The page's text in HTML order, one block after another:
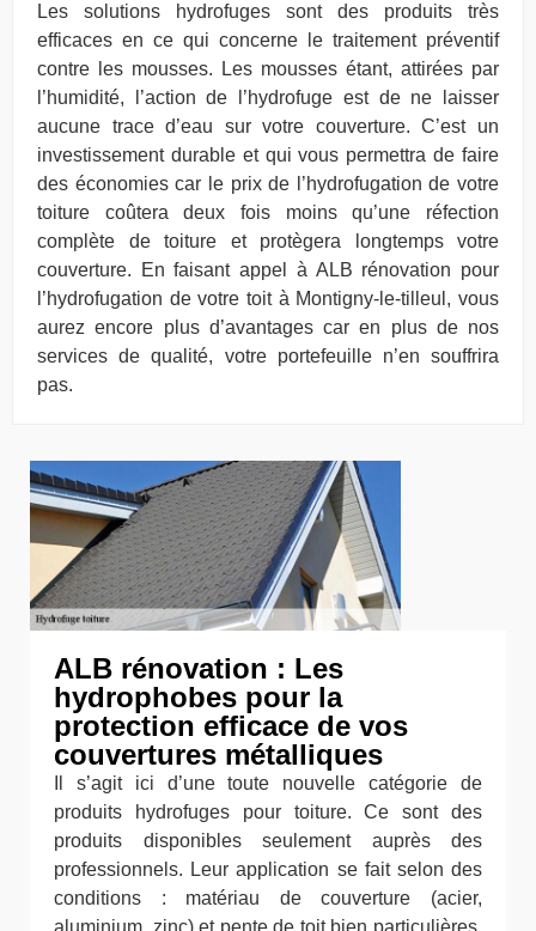
Les solutions hydrofuges sont des produits très
efficaces en ce qui concerne le traitement préventif
contre les mousses. Les mousses étant, attirées par
l’humidité, l’action de l’hydrofuge est de ne laisser
aucune trace d’eau sur votre couverture. C’est un
investissement durable et qui vous permettra de faire
des économies car le prix de l’hydrofugation de votre
toiture coûtera deux fois moins qu’une réfection
complète de toiture et protègera longtemps votre
couverture. En faisant appel à ALB rénovation pour
l’hydrofugation de votre toit à Montigny-le-tilleul, vous
aurez encore plus d’avantages car en plus de nos
services de qualité, votre portefeuille n’en souffrira
pas.
ALB rénovation : Les
hydrophobes pour la
protection efficace de vos
couvertures métalliques
Il s’agit ici d’une toute nouvelle catégorie de
produits hydrofuges pour toiture. Ce sont des
produits disponibles seulement auprès des
professionnels. Leur application se fait selon des
conditions : matériau de couverture (acier,
aluminium, zinc) et pente de toit bien particulières.